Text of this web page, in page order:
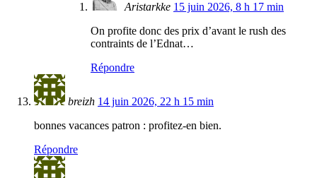
Aristarkke 15 juin 2026, 8 h 17 min
On profite donc des prix d’avant le rush des
contraints de l’Ednat…
Répondre
breizh 14 juin 2026, 22 h 15 min
bonnes vacances patron : profitez-en bien.
Répondre